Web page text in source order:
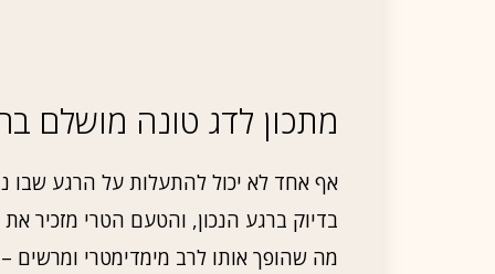
מתכון לדג טונה מושלם
אף אחד לא יכול להתעלות על הרגע שבו
בדיוק ברגע הנכון, והטעם הטרי מזכיר
מה שהופך אותו לרב מימדימטרי ומרשים